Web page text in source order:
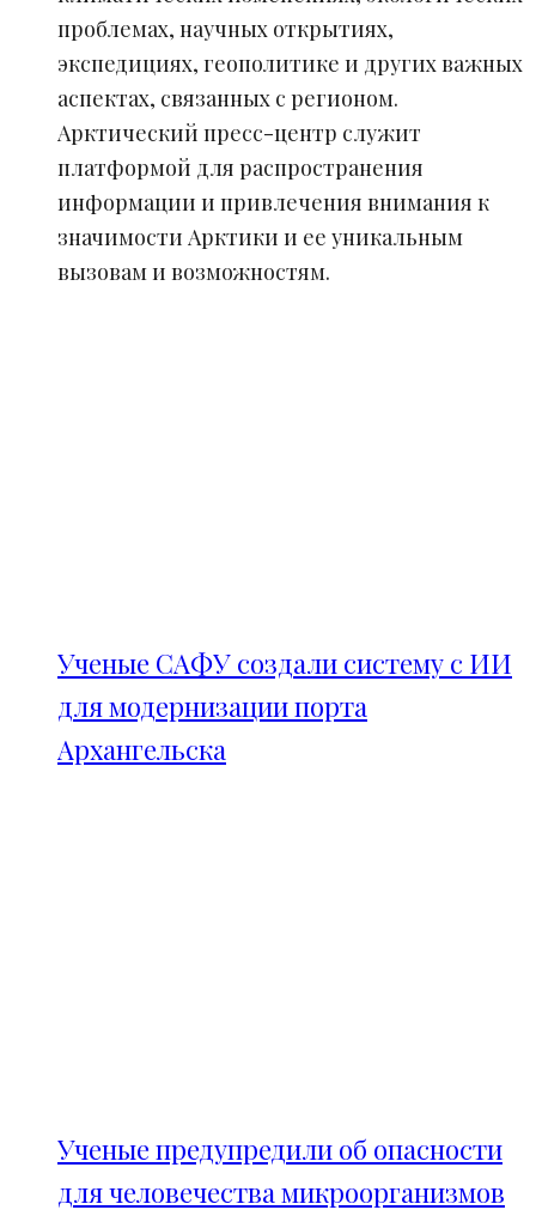
проблемах, научных открытиях,
экспедициях, геополитике и других важных
аспектах, связанных с регионом.
Арктический пресс-центр служит
платформой для распространения
информации и привлечения внимания к
значимости Арктики и ее уникальным
вызовам и возможностям.
Ученые САФУ создали систему с ИИ
для модернизации порта
Архангельска
Ученые предупредили об опасности
для человечества микроорганизмов